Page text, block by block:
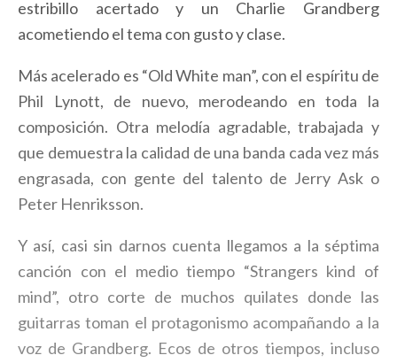
estribillo acertado y un Charlie Grandberg
acometiendo el tema con gusto y clase.
Más acelerado es “Old White man”, con el espíritu de
Phil Lynott, de nuevo, merodeando en toda la
composición. Otra melodía agradable, trabajada y
que demuestra la calidad de una banda cada vez más
engrasada, con gente del talento de Jerry Ask o
Peter Henriksson.
Y así, casi sin darnos cuenta llegamos a la séptima
canción con el medio tiempo “Strangers kind of
mind”, otro corte de muchos quilates donde las
guitarras toman el protagonismo acompañando a la
voz de Grandberg. Ecos de otros tiempos, incluso